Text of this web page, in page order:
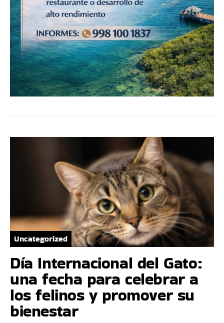
Uncategorized
Día Internacional del Gato:
una fecha para celebrar a
los felinos y promover su
bienestar